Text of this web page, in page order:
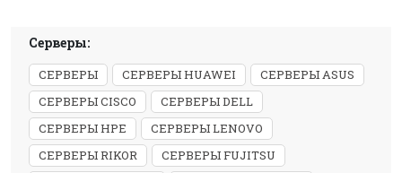
Серверы:
СЕРВЕРЫ СЕРВЕРЫ HUAWEI
СЕРВЕРЫ ASUS
СЕРВЕРЫ CISCO
СЕРВЕРЫ DELL
СЕРВЕРЫ HPE
СЕРВЕРЫ LENOVO
СЕРВЕРЫ RIKOR
СЕРВЕРЫ FUJITSU